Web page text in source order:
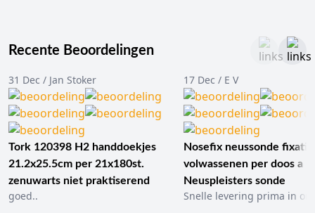
Recente Beoordelingen
31 Dec / Jan Stoker
Tork 120398 H2 handdoekjes
21.2x25.5cm per 21x180st.
zenuwarts niet praktiserend
goed..
17 Dec / E V
Nosefix neussonde
volwassenen per doos a
Neuspleisters sonde
Snelle levering prima in